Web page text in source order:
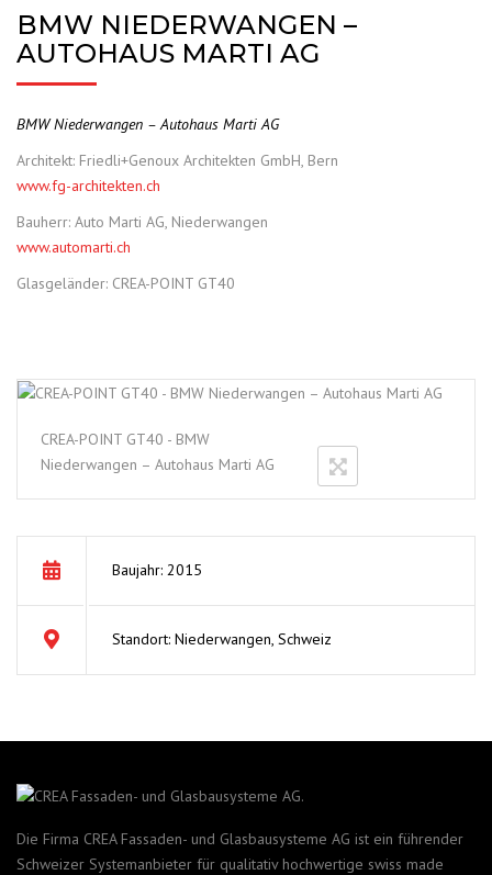
BMW NIEDERWANGEN –
AUTOHAUS MARTI AG
BMW Niederwangen – Autohaus Marti AG
Architekt: Friedli+Genoux Architekten GmbH, Bern
www.fg-architekten.ch
Bauherr: Auto Marti AG, Niederwangen
www.automarti.ch
Glasgeländer: CREA-POINT GT40
CREA-POINT GT40 - BMW
Niederwangen – Autohaus Marti AG
Baujahr: 2015
Standort: Niederwangen, Schweiz
Die Firma CREA Fassaden- und Glasbausysteme AG ist ein führender
Schweizer Systemanbieter für qualitativ hochwertige swiss made